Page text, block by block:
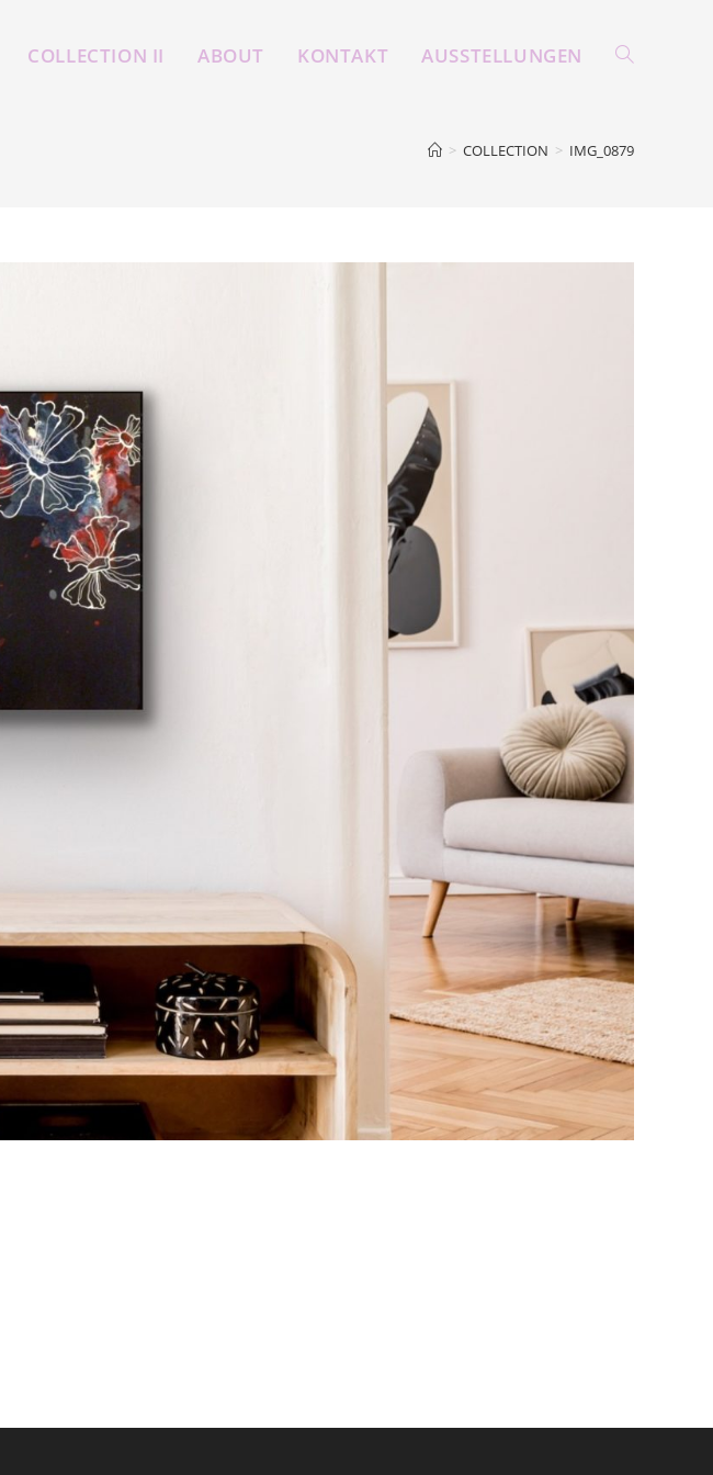
COLLECTION II ABOUT KONTAKT AUSSTELLUNGEN TOGGLE
> COLLECTION > IMG_0879